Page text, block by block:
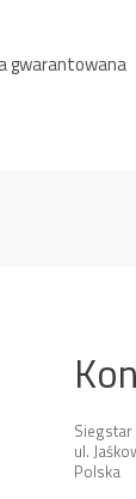
Siegstar
ul.
Polska